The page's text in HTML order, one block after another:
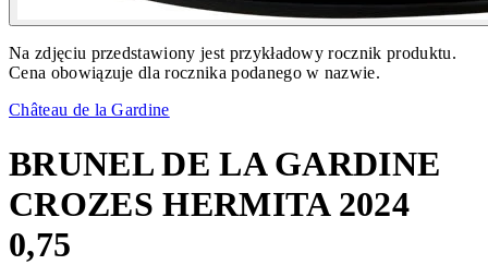
Na zdjęciu przedstawiony jest przykładowy rocznik produktu.
Cena obowiązuje dla rocznika podanego w nazwie.
Château de la Gardine
BRUNEL DE LA GARDINE
CROZES HERMITA 2024
0,75